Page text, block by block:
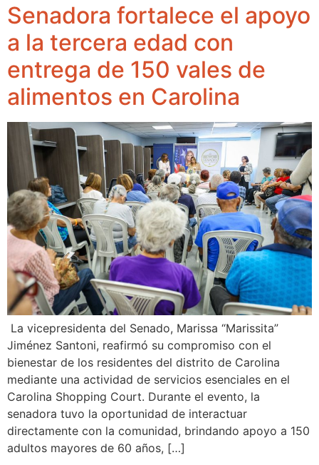
Senadora fortalece el apoyo
a la tercera edad con
entrega de 150 vales de
alimentos en Carolina
La vicepresidenta del Senado, Marissa “Marissita”
Jiménez Santoni, reafirmó su compromiso con el
bienestar de los residentes del distrito de Carolina
mediante una actividad de servicios esenciales en el
Carolina Shopping Court. Durante el evento, la
senadora tuvo la oportunidad de interactuar
directamente con la comunidad, brindando apoyo a 150
adultos mayores de 60 años, […]